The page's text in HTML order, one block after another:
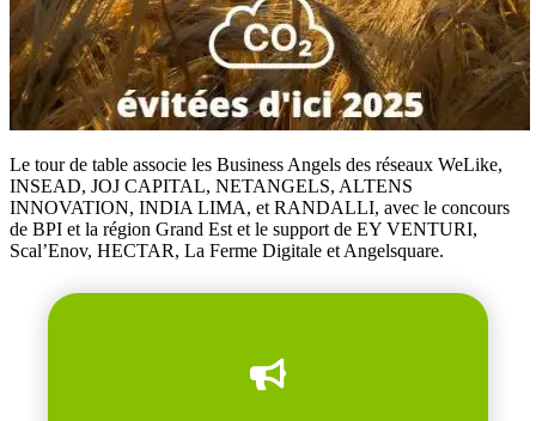
Le tour de table associe les Business Angels des réseaux WeLike,
INSEAD, JOJ CAPITAL, NETANGELS, ALTENS
INNOVATION, INDIA LIMA, et RANDALLI, avec le concours
de BPI et la région Grand Est et le support de EY VENTURI,
Scal’Enov, HECTAR, La Ferme Digitale et Angelsquare.